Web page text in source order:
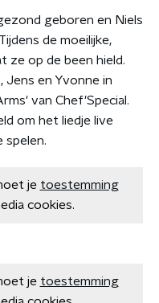
geboren en Niels
de moeilijke,
ze op de been hield.
Jens en Yvonne in
van Chef'Special.
om het liedje live
je toestemming
cookies.
je toestemming